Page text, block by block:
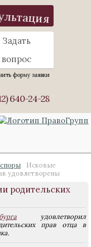
Задать
вопрос
форму заявки
640-24-28
Исковые
удовлетворены
родительских
удовлетворил
прав отца в